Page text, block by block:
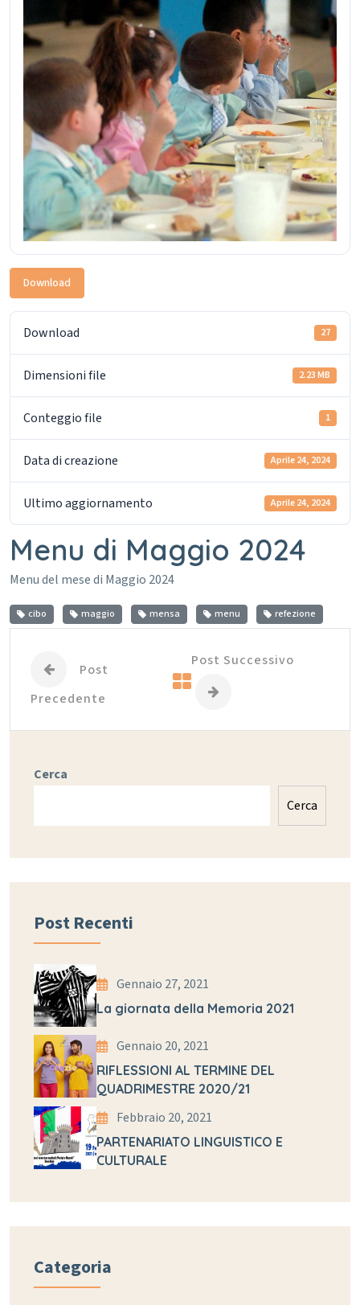
Download
Download 27
Dimensioni file 2.23 MB
Conteggio file 1
Data di creazione Aprile 24, 2024
Ultimo aggiornamento Aprile 24, 2024
Menu di Maggio 2024
Menu del mese di Maggio 2024
cibo maggio mensa menu refezione
Post
Precedente
Post Successivo
Cerca
Cerca
Post Recenti
Gennaio 27, 2021
La giornata della Memoria 2021
Gennaio 20, 2021
RIFLESSIONI AL TERMINE DEL
QUADRIMESTRE 2020/21
Febbraio 20, 2021
PARTENARIATO LINGUISTICO E
CULTURALE
Categoria